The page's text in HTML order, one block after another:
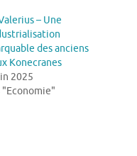
– Une
des anciens
Konecranes
2025
"Economie"